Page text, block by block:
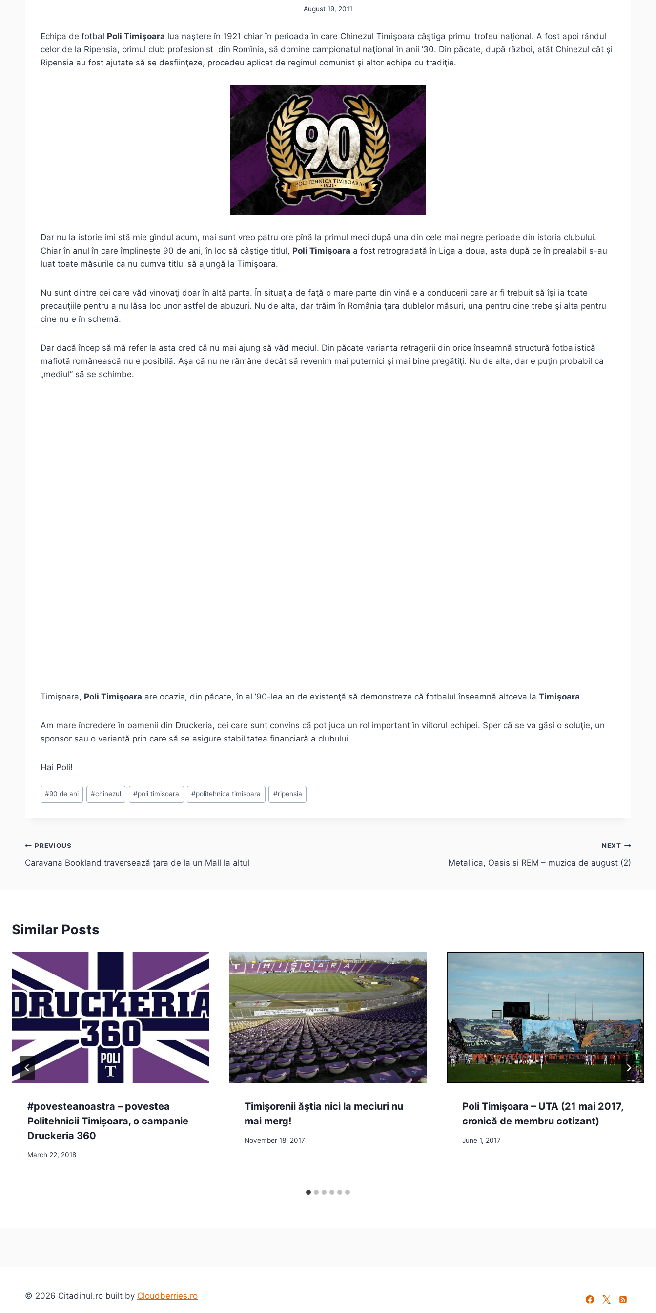
August 19, 2011
Echipa de fotbal Poli Timişoara lua naştere în 1921 chiar în perioada în care Chinezul Timişoara câştiga primul trofeu naţional. A fost apoi rândul
celor de la Ripensia, primul club profesionist din Romînia, să domine campionatul naţional în anii ’30. Din păcate, după război, atât Chinezul cât şi
Ripensia au fost ajutate să se desfiinţeze, procedeu aplicat de regimul comunist şi altor echipe cu tradiţie.
Dar nu la istorie imi stă mie gîndul acum, mai sunt vreo patru ore pînă la primul meci după una din cele mai negre perioade din istoria clubului.
Chiar în anul în care împlineşte 90 de ani, în loc să câştige titlul, Poli Timişoara a fost retrogradată în Liga a doua, asta după ce în prealabil s-au
luat toate măsurile ca nu cumva titlul să ajungă la Timişoara.
Nu sunt dintre cei care văd vinovaţi doar în altă parte. În situaţia de faţă o mare parte din vină e a conducerii care ar fi trebuit să îşi ia toate
precauţiile pentru a nu lăsa loc unor astfel de abuzuri. Nu de alta, dar trăim în România ţara dublelor măsuri, una pentru cine trebe şi alta pentru
cine nu e în schemă.
Dar dacă încep să mă refer la asta cred că nu mai ajung să văd meciul. Din păcate varianta retragerii din orice înseamnă structură fotbalistică
mafiotă românească nu e posibilă. Aşa că nu ne rămâne decât să revenim mai puternici şi mai bine pregătiţi. Nu de alta, dar e puţin probabil ca
„mediul” să se schimbe.
Timişoara, Poli Timişoara are ocazia, din păcate, în al ’90-lea an de existenţă să demonstreze că fotbalul înseamnă altceva la Timişoara.
Am mare încredere în oamenii din Druckeria, cei care sunt convins că pot juca un rol important în viitorul echipei. Sper că se va găsi o soluţie, un
sponsor sau o variantă prin care să se asigure stabilitatea financiară a clubului.
Hai Poli!
Post
Tags:
#90 de ani #chinezul #poli timisoara #politehnica timisoara #ripensia
Post
navigation
PREVIOUS
Caravana Bookland traversează țara de la un Mall la altul
NEXT
Metallica, Oasis si REM – muzica de august (2)
Similar Posts
#povesteanoastra – povestea
Politehnicii Timișoara, o campanie
Druckeria 360
March 22, 2018
Timişorenii ăştia nici la meciuri nu
mai merg!
November 18, 2017
Poli Timişoara – UTA (21 mai 2017,
cronică de membru cotizant)
June 1, 2017
© 2026 Citadinul.ro built by Cloudberries.ro